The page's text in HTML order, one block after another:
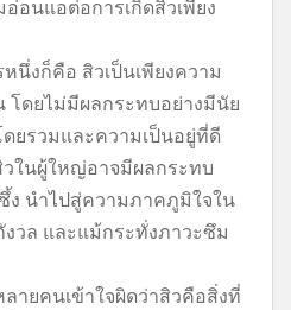
อนแอต่อการเกิดสิวเพียง
นึ่งก็คือ สิวเป็นเพียงความ
โดยไม่มีผลกระทบอย่างมีนัย
ยรวมและความเป็นอยู่ที่ดี
วในผู้ใหญ่อาจมีผลกระทบ
ง นำไปสู่ความภาคภูมิใจใน
งวล และแม้กระทั่งภาวะซึม
ายคนเข้าใจผิดว่าสิวคือสิ่งที่